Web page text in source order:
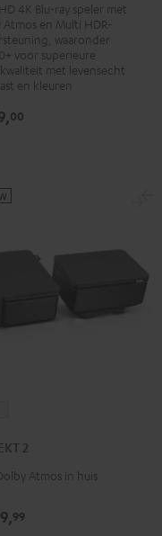
4K Blu-ray speler met
Atmos en Multi HDR-
waaronder
voor superieure
met levensecht
en kleuren
00
Wit2
Atmos in huis
99